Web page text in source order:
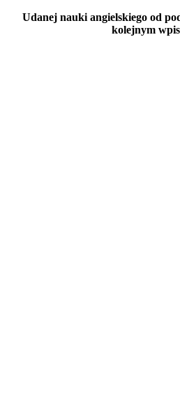
Udanej nauki angielskiego od
kolejnym